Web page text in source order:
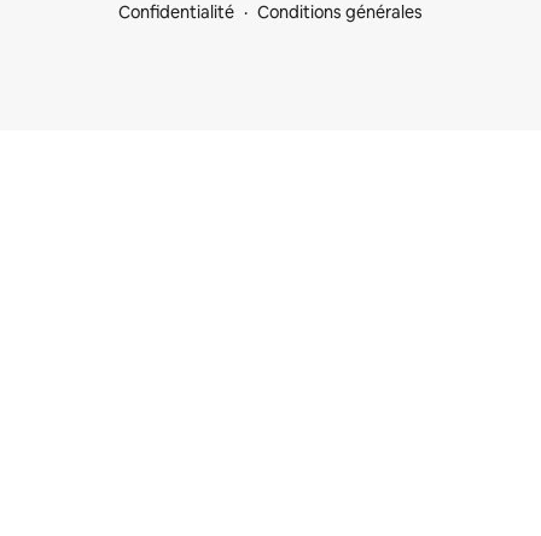
Confidentialité
Conditions générales